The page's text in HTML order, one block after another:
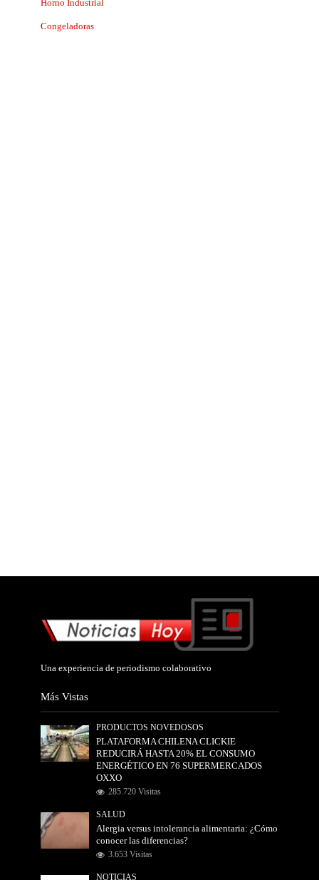
Horno Industrial
Congeladoras
Una experiencia de periodismo colaborativo
Más Vistas
PRODUCTOS NOVEDOSOS
PLATAFORMA CHILENA CLICKIE
REDUCIRÁ HASTA 20% EL CONSUMO
ENERGÉTICO EN 76 SUPERMERCADOS
OXXO
285.720 Visitas
SALUD
Alergia versus intolerancia alimentaria: ¿Cómo
conocer las diferencias?
3.653 Visitas
NOTICIAS